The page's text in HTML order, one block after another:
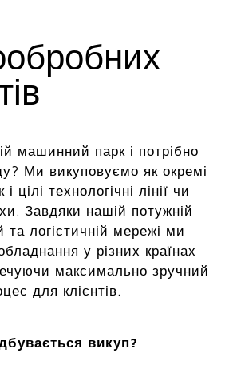
машинний парк і потрібно
Ми викуповуємо як окремі
цілі технологічні лінії чи
Завдяки нашій потужній
та логістичній мережі ми
у різних країнах
максимально зручний
для клієнтів.
викуп?